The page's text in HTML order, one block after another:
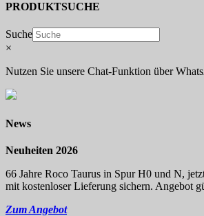
PRODUKTSUCHE
Suche
×
Nutzen Sie unsere Chat-Funktion über
News
Neuheiten 2026
66 Jahre Roco Taurus in Spur H0 und N,
mit kostenloser Lieferung sichern. Angebot
Zum Angebot